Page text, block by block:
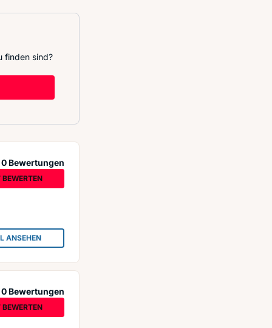
finden sind?
0 Bewertungen
ANSEHEN
: THAI MASSAGE HANNOVER
0 Bewertungen